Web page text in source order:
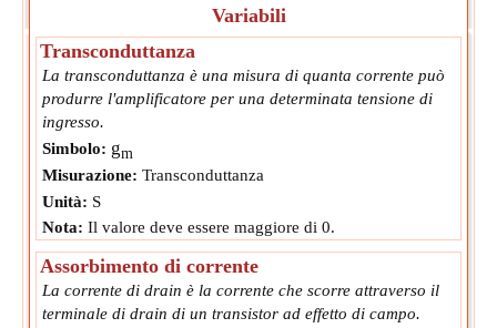
Variabili
Transconduttanza
La transconduttanza è una misura di quanta corrente può
produrre l'amplificatore per una determinata tensione di
ingresso.
Simbolo: gm
Misurazione: Transconduttanza
Unità: S
Nota: Il valore deve essere maggiore di 0.
Assorbimento di corrente
La corrente di drain è la corrente che scorre attraverso il
terminale di drain di un transistor ad effetto di campo.